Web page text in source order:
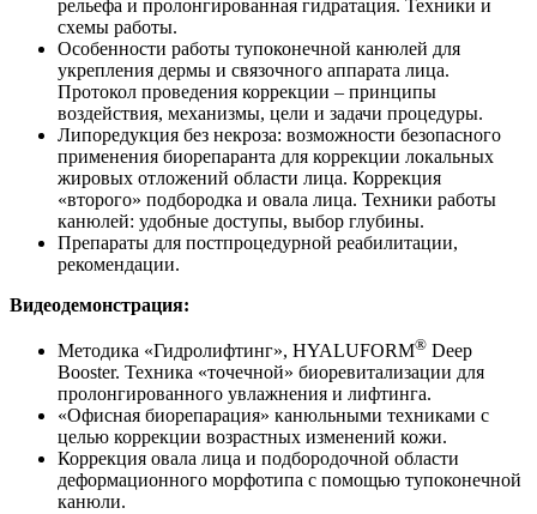
рельефа и пролонгированная гидратация. Техники и
схемы работы.
Особенности работы тупоконечной канюлей для
укрепления дермы и связочного аппарата лица.
Протокол проведения коррекции – принципы
воздействия, механизмы, цели и задачи процедуры.
Липоредукция без некроза: возможности безопасного
применения биорепаранта для коррекции локальных
жировых отложений области лица. Коррекция
«второго» подбородка и овала лица. Техники работы
канюлей: удобные доступы, выбор глубины.
Препараты для постпроцедурной реабилитации,
рекомендации.
Видеодемонстрация:
Методика «Гидролифтинг», HYALUFORM® Deep
Booster. Техника «точечной» биоревитализации для
пролонгированного увлажнения и лифтинга.
«Офисная биорепарация» канюльными техниками с
целью коррекции возрастных изменений кожи.
Коррекция овала лица и подбородочной области
деформационного морфотипа с помощью тупоконечной
канюли.